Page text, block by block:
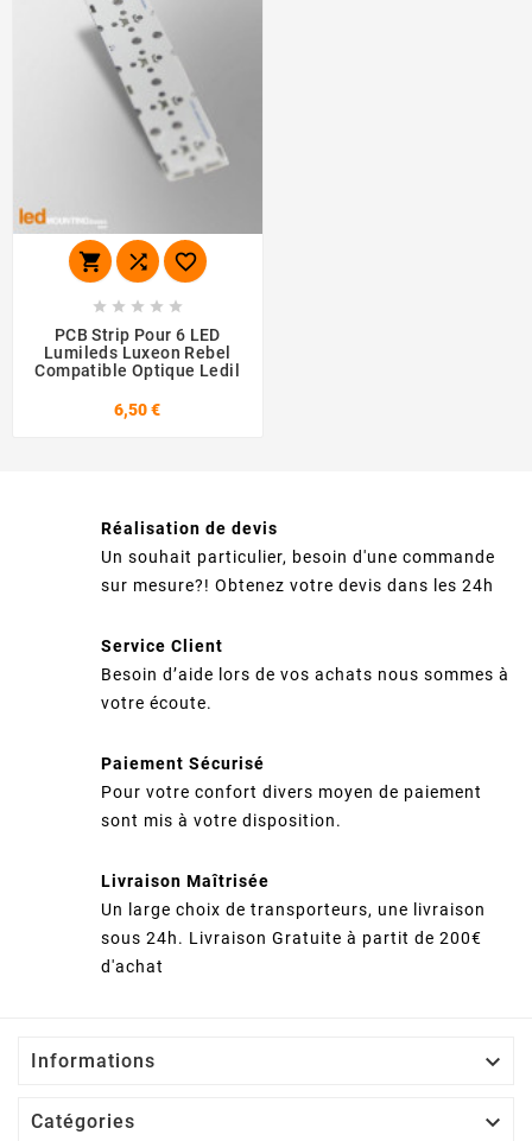
  
    
PCB Strip Pour 6 LED
Lumileds Luxeon Rebel
Compatible Optique Ledil
6,50 €
Réalisation de devis
Un souhait particulier, besoin d'une commande
sur mesure?! Obtenez votre devis dans les 24h
Service Client
Besoin d’aide lors de vos achats nous sommes à
votre écoute.
Paiement Sécurisé
Pour votre confort divers moyen de paiement
sont mis à votre disposition.
Livraison Maîtrisée
Un large choix de transporteurs, une livraison
sous 24h. Livraison Gratuite à partit de 200€
d'achat
Informations 
Catégories 